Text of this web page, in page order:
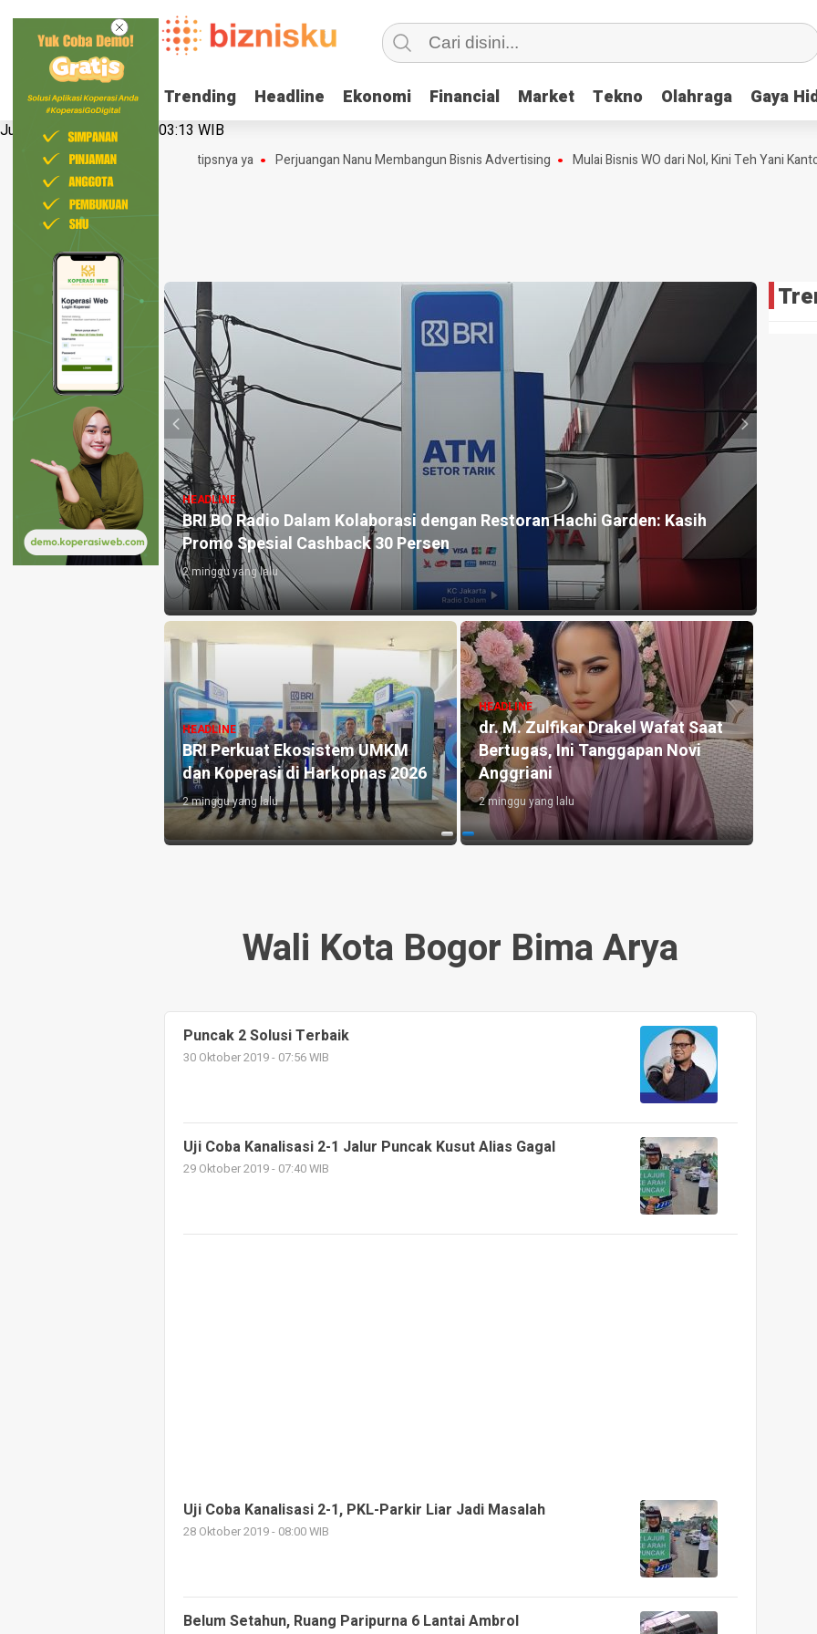
Trending Headline Ekonomi Financial Market Tekno Olahraga Gaya
Trending Headline Ekonomi Financial Market Tekno Olahraga Gaya
Jumat, 7 Agustus 2026 | 03:13 WIB
Tanpa Modal Loh! Berikut tipsnya ya Perjuangan Nanu Membangun Bisnis Advertising Mulai Bisnis WO dari Nol, Kini Teh Yani Kantongi
Berkah ke
HEADLINE
BRI BO Radio Dalam Kolaborasi dengan Restoran Hachi Garden: Kasih
Promo Spesial Cashback 30 Persen
2 minggu yang lalu
HEADLINE
BRI Perkuat Ekosistem UMKM
dan Koperasi di Harkopnas 2026
2 minggu yang lalu
HEADLINE
dr. M. Zulfikar Drakel Wafat Saat
Bertugas, Ini Tanggapan Novi
Anggriani
2 minggu yang lalu
Wali Kota Bogor Bima Arya
Puncak 2 Solusi Terbaik
30 Oktober 2019 - 07:56 WIB
Uji Coba Kanalisasi 2-1 Jalur Puncak Kusut Alias Gagal
29 Oktober 2019 - 07:40 WIB
Uji Coba Kanalisasi 2-1, PKL-Parkir Liar Jadi Masalah
28 Oktober 2019 - 08:00 WIB
Belum Setahun, Ruang Paripurna 6 Lantai Ambrol